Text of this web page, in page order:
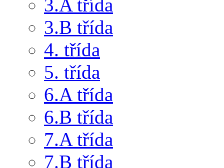
3.A třída
3.B třída
4. třída
5. třída
6.A třída
6.B třída
7.A třída
7.B třída